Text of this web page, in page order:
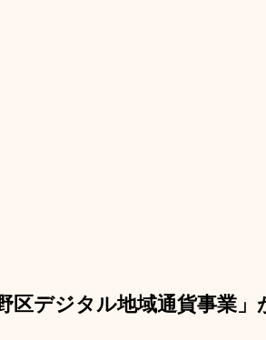
区デジタル地域通貨事業」